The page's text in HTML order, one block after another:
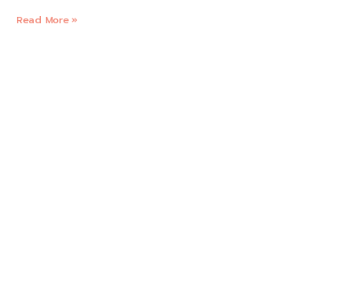
ต่อสารเคมี ฟอยล์อลูมิเนียมมีความต้านทานต่อสารเคมี ทำให้ถ้วยที่ทำ
Read More »